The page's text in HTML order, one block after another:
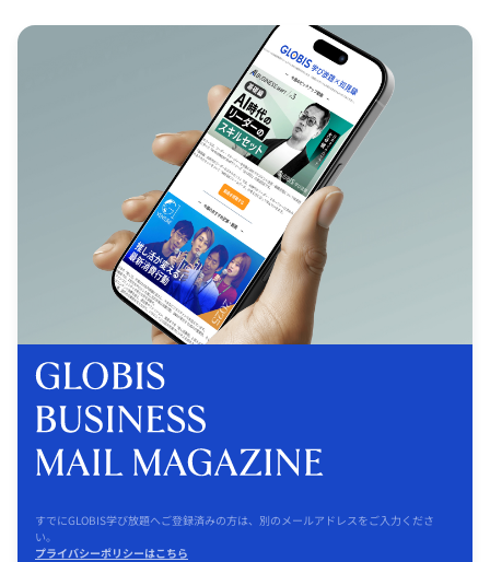
すでにGLOBIS学び放題へご登録済みの方は、別のメールアドレスをご入力くださ
い。
プライバシーポリシーはこちら